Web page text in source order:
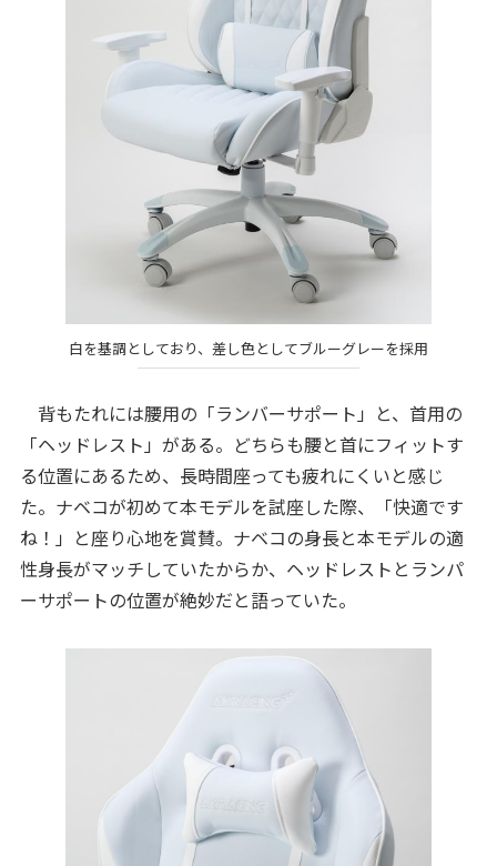
白を基調としており、差し色としてブルーグレーを採用
背もたれには腰用の「ランバーサポート」と、首用の
「ヘッドレスト」がある。どちらも腰と首にフィットす
る位置にあるため、長時間座っても疲れにくいと感じ
た。ナベコが初めて本モデルを試座した際、「快適です
ね！」と座り心地を賞賛。ナベコの身長と本モデルの適
性身長がマッチしていたからか、ヘッドレストとランパ
ーサポートの位置が絶妙だと語っていた。